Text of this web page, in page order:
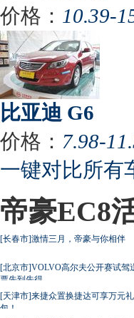
价格： 10.39-
比亚迪 G6
价格： 7.98-
一键对比所有
帝豪EC8
[长春市]激情三月，帝豪与你相伴
[北京市]VOLVO高尔夫公开赛试驾
票先到先得
[天津市]来捷众置换捷达可享万元礼
包！